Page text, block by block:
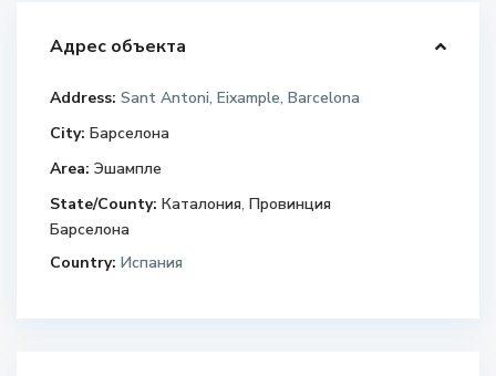
Адрес объекта
Address: Sant Antoni, Eixample, Barcelona
City: Барселона
Area: Эшампле
State/County: Каталония,Провинция
Барселона
Country: Испания